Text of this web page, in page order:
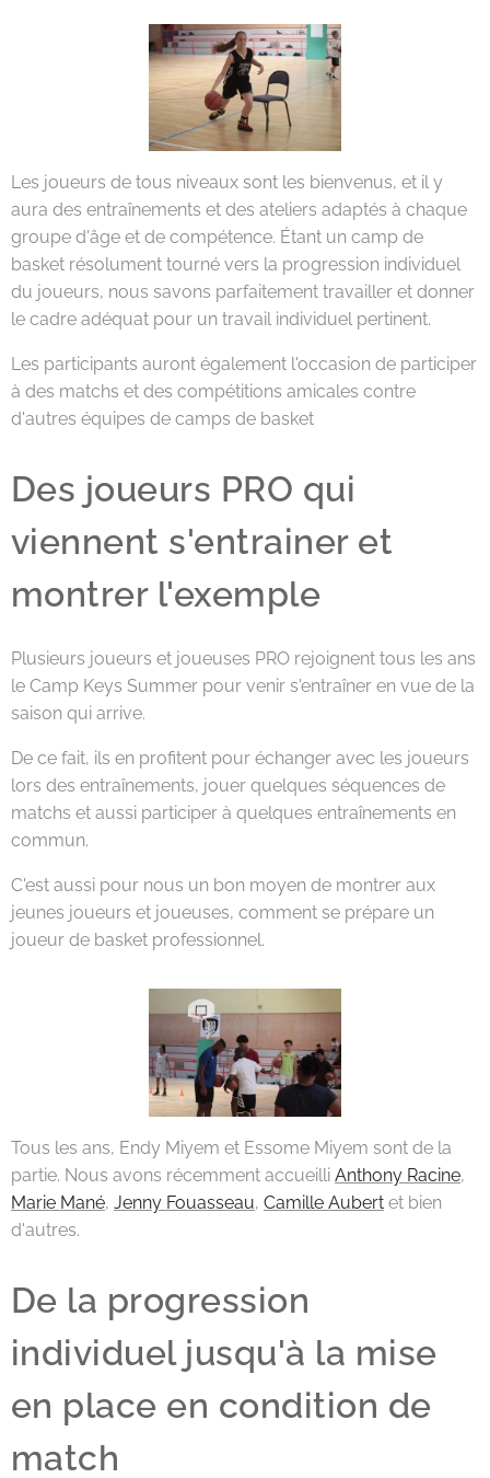
Les joueurs de tous niveaux sont les bienvenus, et il y
aura des entraînements et des ateliers adaptés à chaque
groupe d'âge et de compétence. Étant un camp de
basket résolument tourné vers la progression individuel
du joueurs, nous savons parfaitement travailler et donner
le cadre adéquat pour un travail individuel pertinent.
Les participants auront également l'occasion de participer
à des matchs et des compétitions amicales contre
d'autres équipes de camps de basket
Des joueurs PRO qui
viennent s'entrainer et
montrer l'exemple
Plusieurs joueurs et joueuses PRO rejoignent tous les ans
le Camp Keys Summer pour venir s'entraîner en vue de la
saison qui arrive.
De ce fait, ils en profitent pour échanger avec les joueurs
lors des entraînements, jouer quelques séquences de
matchs et aussi participer à quelques entraînements en
commun.
C'est aussi pour nous un bon moyen de montrer aux
jeunes joueurs et joueuses, comment se prépare un
joueur de basket professionnel.
Tous les ans, Endy Miyem et Essome Miyem sont de la
partie. Nous avons récemment accueilli Anthony Racine,
Marie Mané, Jenny Fouasseau, Camille Aubert et bien
d'autres.
De la progression
individuel jusqu'à la mise
en place en condition de
match